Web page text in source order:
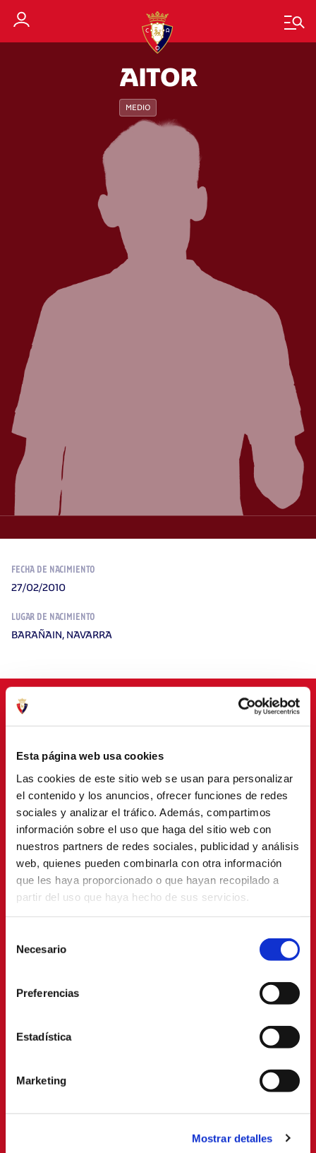
Esta página web usa cookies
Las cookies de este sitio web se usan para personalizar
el contenido y los anuncios, ofrecer funciones de redes
sociales y analizar el tráfico. Además, compartimos
información sobre el uso que haga del sitio web con
nuestros partners de redes sociales, publicidad y análisis
web, quienes pueden combinarla con otra información
que les haya proporcionado o que hayan recopilado a
partir del uso que haya hecho de sus servicios.
Necesario
Preferencias
Estadística
Marketing
Mostrar detalles
AITOR
MEDIO
FECHA DE NACIMIENTO
27/02/2010
LUGAR DE NACIMIENTO
BARAÑAIN, NAVARRA